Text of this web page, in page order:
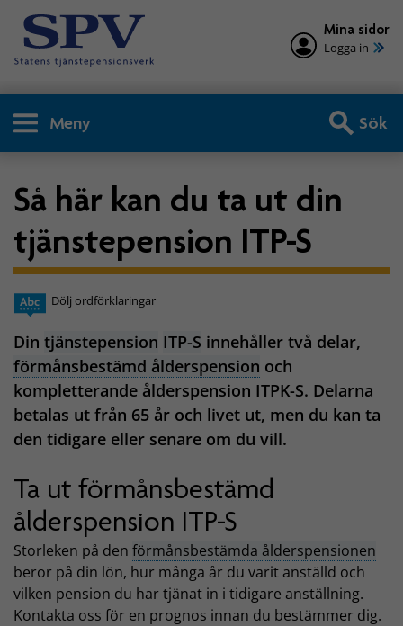
Mina sidor
Logga in
Meny Sök
Så här kan du ta ut din
tjänstepension ITP-S
Dölj ordförklaringar
Din tjänstepension ITP-S innehåller två delar,
förmånsbestämd ålderspension och
kompletterande ålderspension ITPK-S. Delarna
betalas ut från 65 år och livet ut, men du kan ta
den tidigare eller senare om du vill.
Ta ut förmånsbestämd
ålderspension ITP-S
Storleken på den förmånsbestämda ålderspensionen
beror på din lön, hur många år du varit anställd och
vilken pension du har tjänat in i tidigare anställning.
Kontakta oss för en prognos innan du bestämmer dig.